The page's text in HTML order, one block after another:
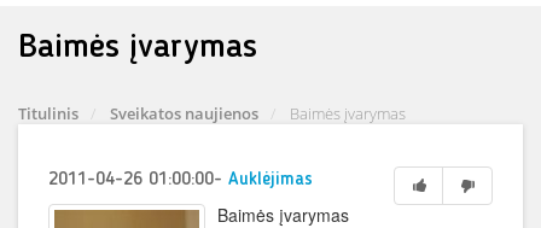
Baimės įvarymas
Titulinis Sveikatos naujienos Baimės įvarymas
2011-04-26 01:00:00- Auklėjimas
Baimės įvarymas